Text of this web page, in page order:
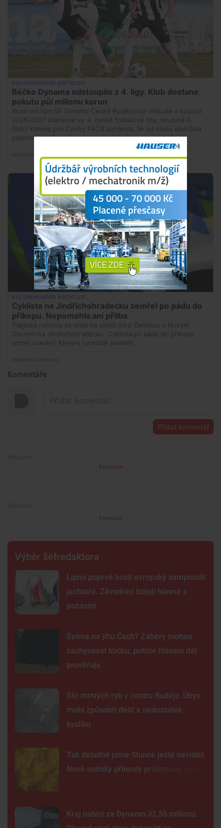
Komentáře
Přidat komentář
Premium
Premium
Výběr šéfredaktora
Lipno poprvé hostí evropský šampionát
jachtařů. Závodníci bojují hlavně s
počasím
Šelma na jihu Čech? Záběry mohou
zachycovat kočku, policie hlášení dál
prověřuje
Sto mrtvých ryb v centru Budějc. Úhyn
mohl způsobit déšť a nedostatek
kyslíku
Tak detailně jsme Slunce ještě neviděli.
Nové snímky přinesly průlomový objev
Kraj nabízí za Dynamo 32,55 milionu.